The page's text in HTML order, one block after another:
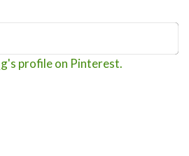
profile on Pinterest.